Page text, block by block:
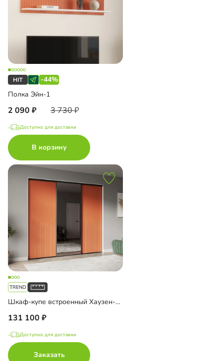
-44%
Полка Эйн-1
2 090 3 730
Доступно для доставки
В корзину
Шкаф-купе встроенный Хаузен-3-3
131 100
Доступно для доставки
Заказать